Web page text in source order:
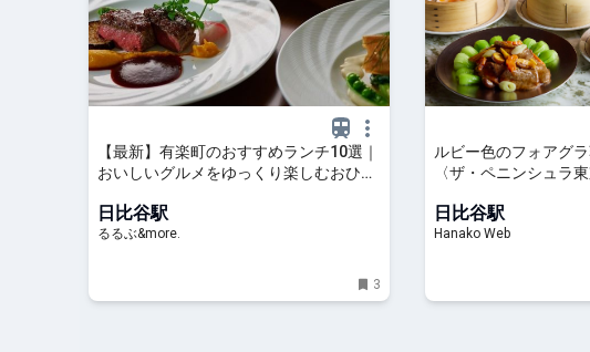
【最新】有楽町のおすすめランチ10選｜
おいしいグルメをゆっくり楽しむおひと
｜るるぶ&more.
日比谷駅
るるぶ&more.
3
ルビー色のフォアグ
〈ザ・ペニンシュラ
日比谷駅
Hanako Web